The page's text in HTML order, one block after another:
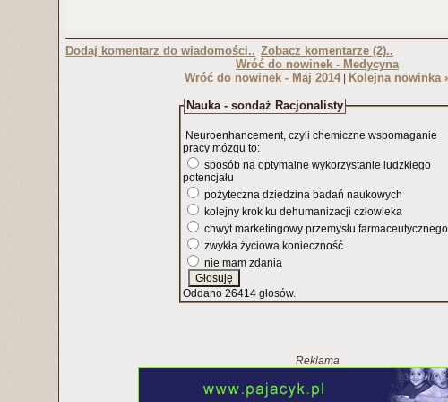
Dodaj komentarz do wiadomości.. Zobacz komentarze (2)..
Wróć do nowinek - Medycyna
Wróć do nowinek - Maj 2014| Kolejna nowinka
Nauka - sondaż Racjonalisty
Neuroenhancement, czyli chemiczne wspomaganie
pracy mózgu to:
sposób na optymalne wykorzystanie ludzkiego
potencjału
pożyteczna dziedzina badań naukowych
kolejny krok ku dehumanizacji człowieka
chwyt marketingowy przemysłu farmaceutycznego
zwykła życiowa konieczność
nie mam zdania
Oddano 26414 głosów.
Reklama